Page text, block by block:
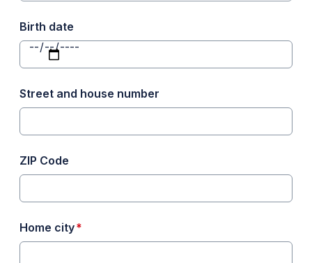
Birth date
Street and house number
ZIP Code
Home city*